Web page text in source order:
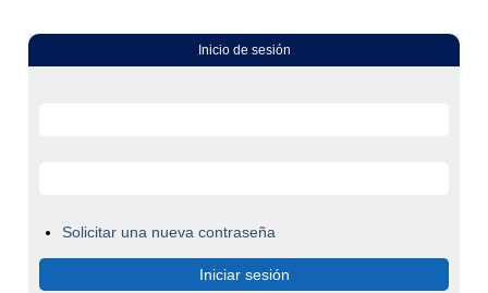
Inicio de sesión
Solicitar una nueva contraseña